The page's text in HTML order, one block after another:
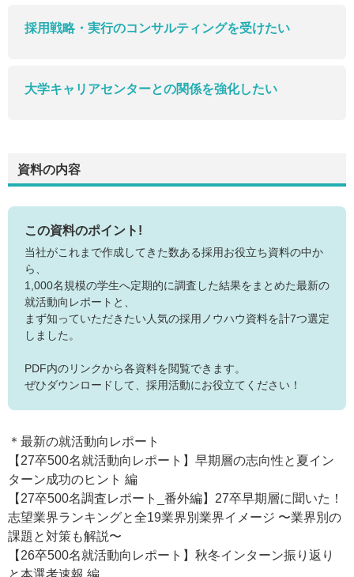
採用戦略・実行のコンサルティングを受けたい
大学キャリアセンターとの関係を強化したい
資料の内容
この資料のポイント!
当社がこれまで作成してきた数ある採用お役立ち資料の中か
ら、
1,000名規模の学生へ定期的に調査した結果をまとめた最新の
就活動向レポートと、
まず知っていただきたい人気の採用ノウハウ資料を計7つ選定
しました。
PDF内のリンクから各資料を閲覧できます。
ぜひダウンロードして、採用活動にお役立てください！
＊最新の就活動向レポート
【27卒500名就活動向レポート】早期層の志向性と夏イン
ターン成功のヒント 編
【27卒500名調査レポート_番外編】27卒早期層に聞いた！
志望業界ランキングと全19業界別業界イメージ 〜業界別の
課題と対策も解説〜
【26卒500名就活動向レポート】秋冬インターン振り返り